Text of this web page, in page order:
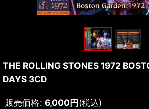
THE ROLLING STONES 1972
DAYS 3CD
販売価格: 6,000円(税込)